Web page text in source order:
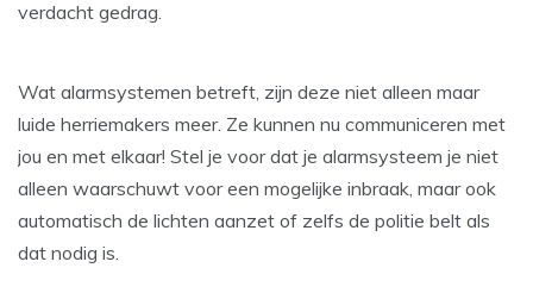
verdacht gedrag.
Wat alarmsystemen betreft, zijn deze niet alleen maar
luide herriemakers meer. Ze kunnen nu communiceren met
jou en met elkaar! Stel je voor dat je alarmsysteem je niet
alleen waarschuwt voor een mogelijke inbraak, maar ook
automatisch de lichten aanzet of zelfs de politie belt als
dat nodig is.